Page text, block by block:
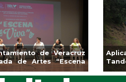
impulsa la
con la Copa Coyote